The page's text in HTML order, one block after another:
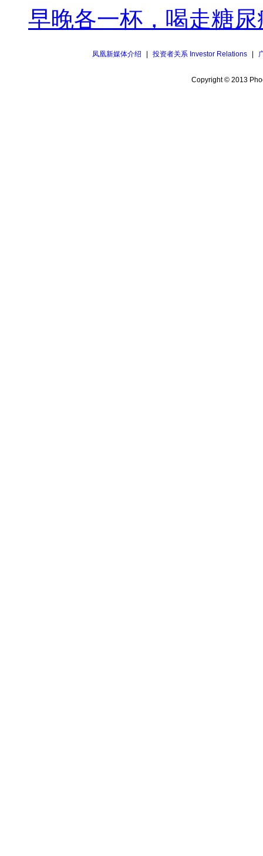
早晚各一杯，喝走糖尿
凤凰新媒体介绍 投资者关系 Investor Relations
Copyright © 2013